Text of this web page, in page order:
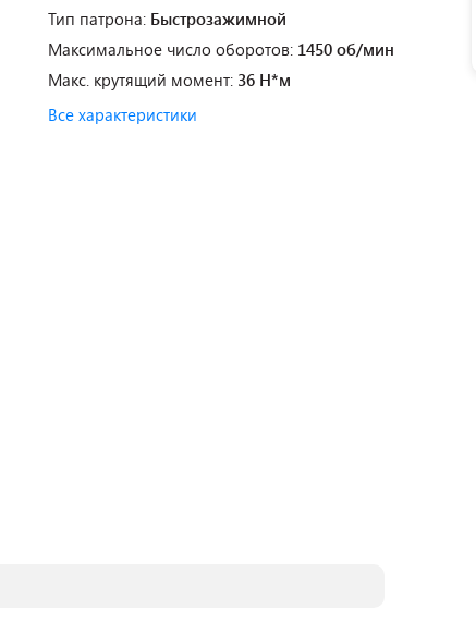
Тип патрона: Быстрозажимной
Максимальное число оборотов: 1450 об/мин
Макс. крутящий момент: 36 Н*м
Все характеристики